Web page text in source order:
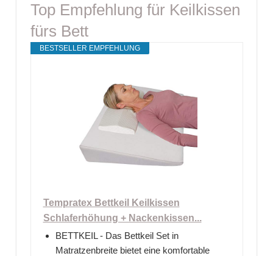
Top Empfehlung für Keilkissen
fürs Bett
BESTSELLER EMPFEHLUNG
Tempratex Bettkeil Keilkissen
Schlaferhöhung + Nackenkissen...
BETTKEIL - Das Bettkeil Set in
Matratzenbreite bietet eine komfortable